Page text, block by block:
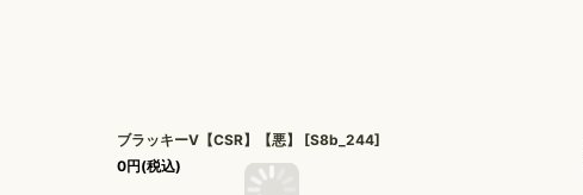
ブラッキーV【CSR】【悪】 [S8b_244]
0円(税込)